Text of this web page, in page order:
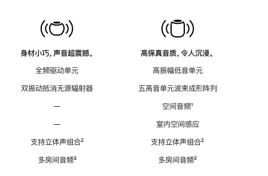
身材小巧，声音超震撼。
全频驱动单元
双振动抵消无源辐射器
—
—
支持立体声组合脚
²
多房间音频脚
³
高保真音质，令人沉浸。
高振幅低音单元
五高音单元波束成形阵列
空间音频脚
¹
室内空间感应
支持立体声组合脚
²
多房间音频脚
³